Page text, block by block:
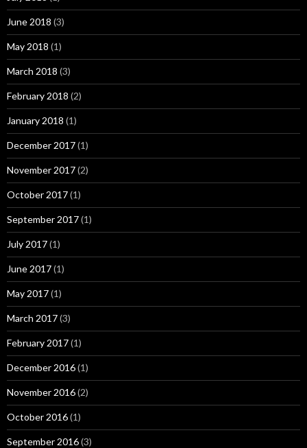
June 2018 (3)
May 2018 (1)
March 2018 (3)
February 2018 (2)
January 2018 (1)
December 2017(1)
November 2017(2)
October 2017(1)
September 2017(1)
July 2017(1)
June 2017(1)
May 2017(1)
March 2017(3)
February 2017(1)
December 2016(1)
November 2016(2)
October 2016(1)
September 2016(3)